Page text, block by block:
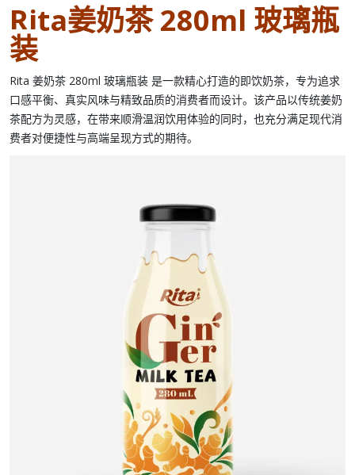
Rita姜奶茶 280ml 玻璃瓶
装
Rita 姜奶茶 280ml 玻璃瓶装 是一款精心打造的即饮奶茶，专为追求
口感平衡、真实风味与精致品质的消费者而设计。该产品以传统姜奶
茶配方为灵感，在带来顺滑温润饮用体验的同时，也充分满足现代消
费者对便捷性与高端呈现方式的期待。